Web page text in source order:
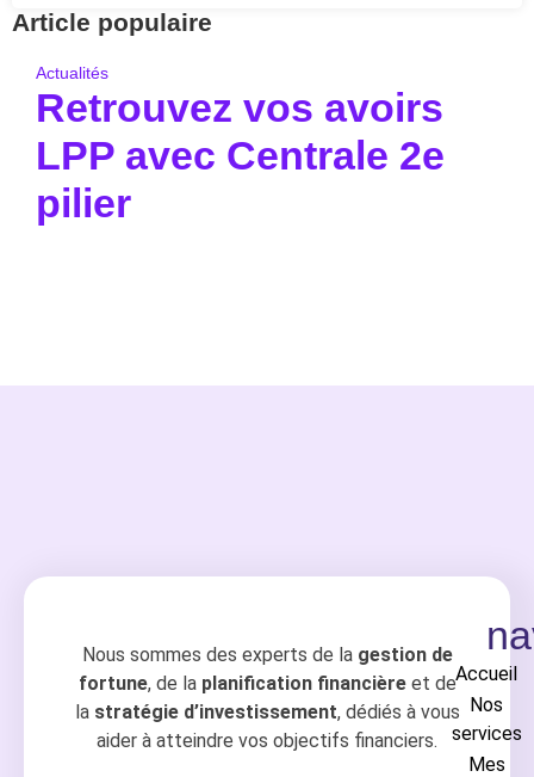
Article populaire
Actualités
Retrouvez vos avoirs
LPP avec Centrale 2e
pilier
Nous sommes des experts de la gestion de
fortune, de la planification financièreet de
la stratégie d’investissement, dédiés à vous
aider à atteindre vos objectifs financiers.
Accueil
Nos
services
Mes